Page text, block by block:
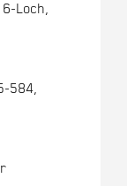
6-Loch,
584,